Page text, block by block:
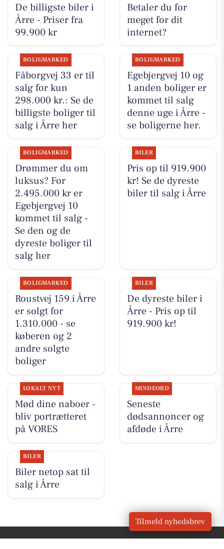
De billigste biler i
Årre - Priser fra
99.900 kr
Betaler du for
meget for dit
internet?
BOLIGMARKED
Fåborgvej 33 er til
salg for kun
298.000 kr.: Se de
billigste boliger til
salg i Årre her
BOLIGMARKED
Egebjergvej 10 og
1 anden boliger er
kommet til salg
denne uge i Årre -
se boligerne her.
BOLIGMARKED
Drømmer du om
luksus? For
2.495.000 kr er
Egebjergvej 10
kommet til salg -
Se den og de
dyreste boliger til
salg her
BILER
Pris op til 919.900
kr! Se de dyreste
biler til salg i Årre
BOLIGMARKED
Roustvej 159 i Årre
er solgt for
1.310.000 - se
køberen og 2
andre solgte
boliger
BILER
De dyreste biler i
Årre - Pris op til
919.900 kr!
LOKALT NYT
Mød dine naboer -
bliv portrætteret
på VORES
MINDEORD
Seneste
dødsannoncer og
afdøde i Årre
BILER
Biler netop sat til
salg i Årre
Tilmeld nyhedsbrev